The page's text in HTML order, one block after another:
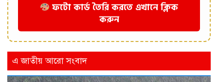
ফটো কার্ড তৈরি করতে এখানে ক্লিক
করুন
এ জাতীয় আরো সংবাদ